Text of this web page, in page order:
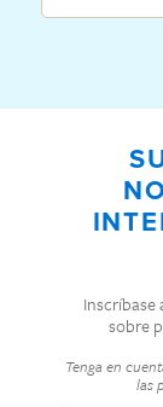
sobre
Tenga en
las